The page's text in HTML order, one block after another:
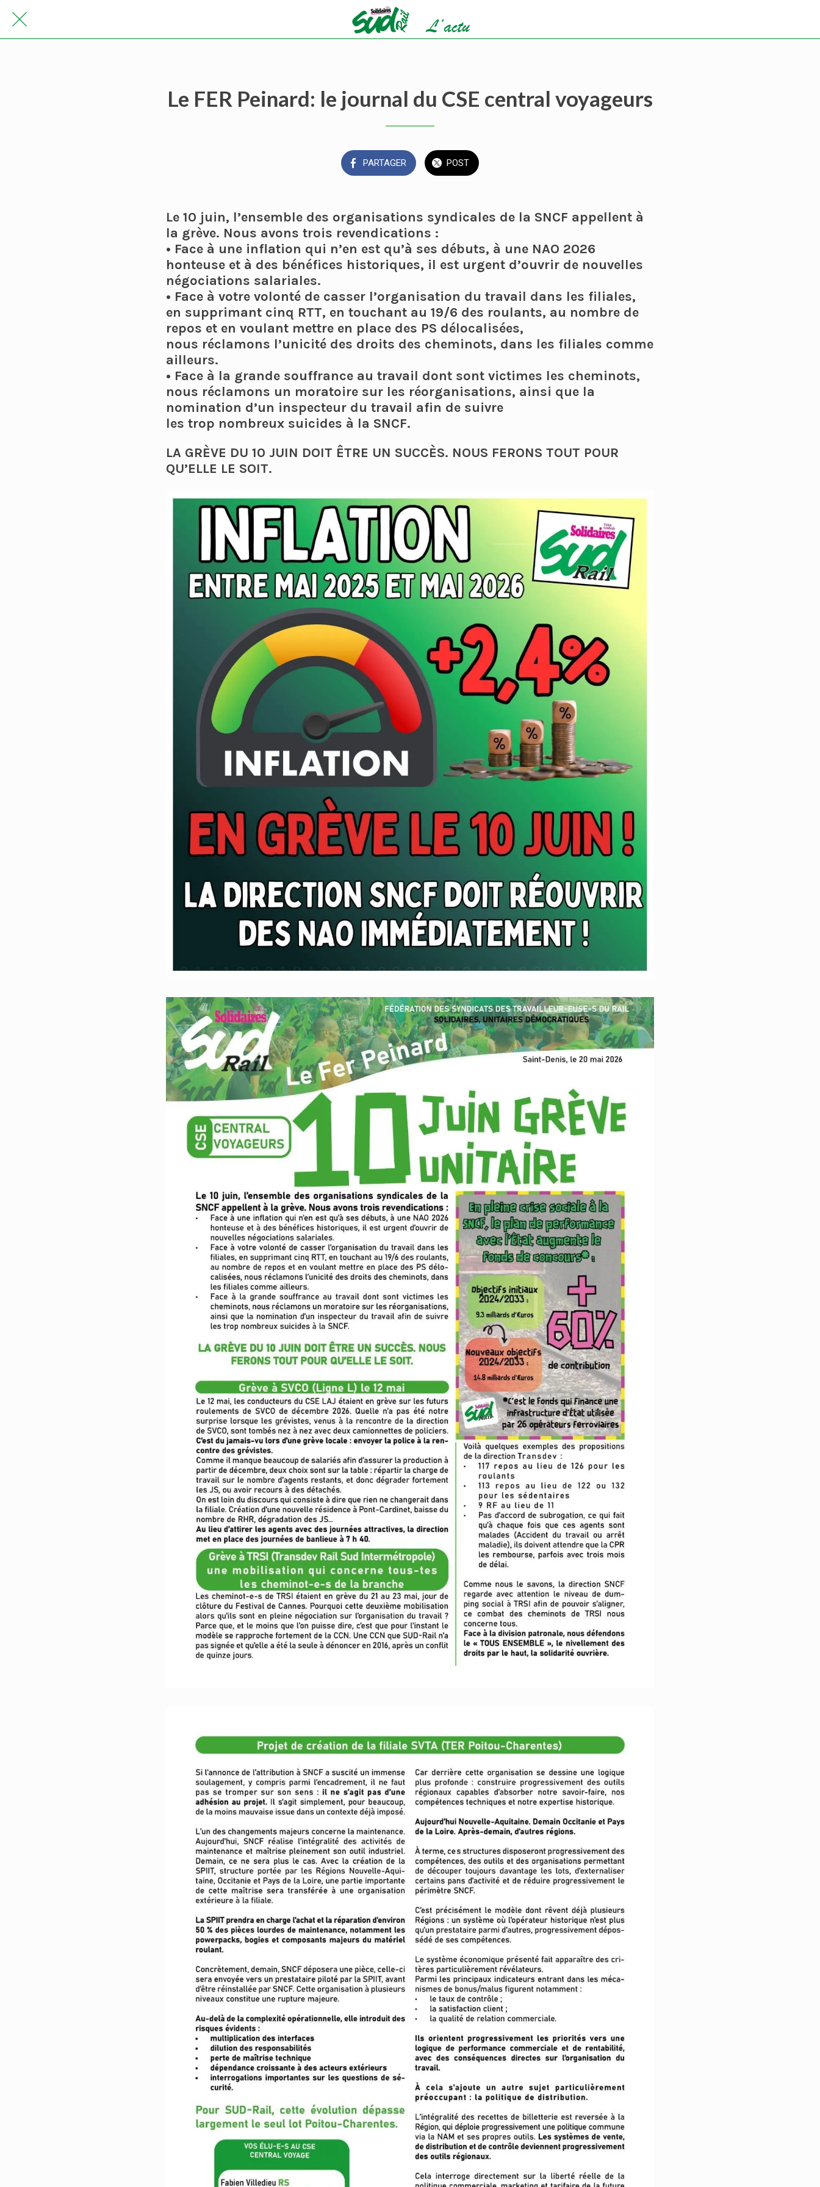
Le FER Peinard: le journal du CSE central voyageurs
PARTAGER POST
Le 10 juin, l’ensemble des organisations syndicales de la SNCF appellent à
la grève. Nous avons trois revendications :
• Face à une inflation qui n’en est qu’à ses débuts, à une NAO 2026
honteuse et à des bénéfices historiques, il est urgent d’ouvrir de nouvelles
négociations salariales.
• Face à votre volonté de casser l’organisation du travail dans les filiales,
en supprimant cinq RTT, en touchant au 19/6 des roulants, au nombre de
repos et en voulant mettre en place des PS délocalisées,
nous réclamons l’unicité des droits des cheminots, dans les filiales comme
ailleurs.
• Face à la grande souffrance au travail dont sont victimes les cheminots,
nous réclamons un moratoire sur les réorganisations, ainsi que la
nomination d’un inspecteur du travail afin de suivre
les trop nombreux suicides à la SNCF.
LA GRÈVE DU 10 JUIN DOIT ÊTRE UN SUCCÈS. NOUS FERONS TOUT POUR
QU’ELLE LE SOIT.